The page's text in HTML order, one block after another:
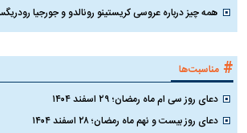
همه چیز درباره عروسی کریستینو رونالدو و جورجیا
# مناسبت‌ها
دعای روز سی ام ماه رمضان؛ ۲۹ اسفند ۱۴۰۴
دعای روز بیست و نهم ماه رمضان؛ ۲۸ اسفند ۱۴۰۴